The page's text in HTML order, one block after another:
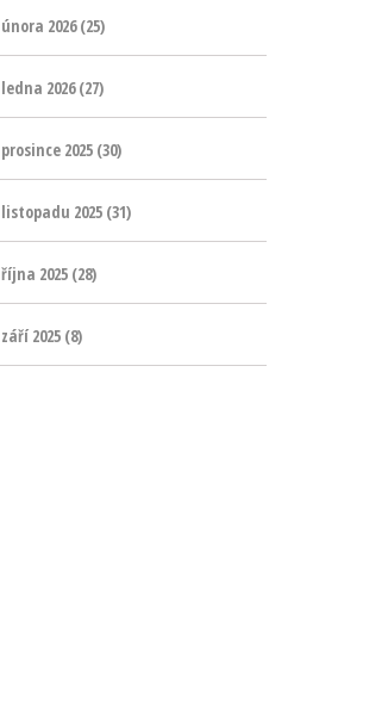
února 2026(25)
ledna 2026(27)
prosince 2025 (30)
listopadu 2025 (31)
října 2025 (28)
září 2025 (8)